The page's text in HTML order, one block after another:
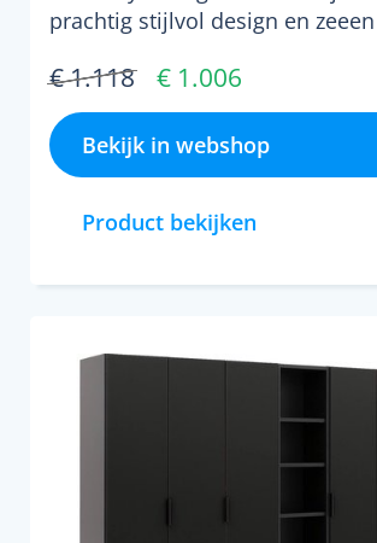
prachtig stijlvol design en
€ 1.118 € 1.006
Bekijk in webshop
Product bekijken